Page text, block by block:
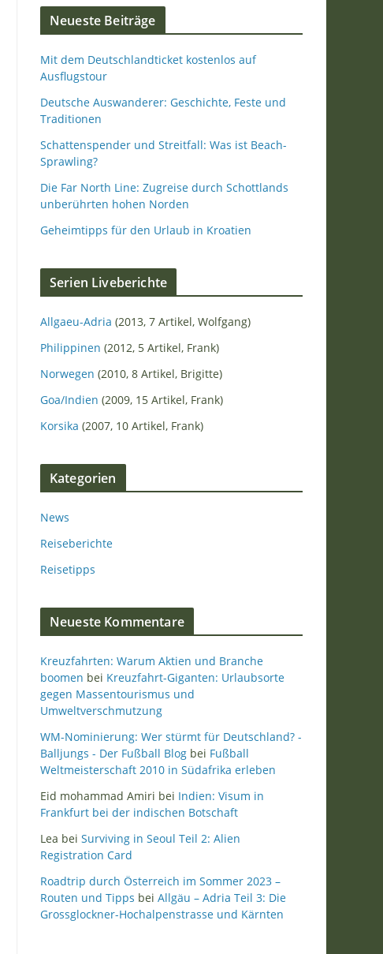
Neueste Beiträge
Mit dem Deutschlandticket kostenlos auf
Ausflugstour
Deutsche Auswanderer: Geschichte, Feste und
Traditionen
Schattenspender und Streitfall: Was ist Beach-
Sprawling?
Die Far North Line: Zugreise durch Schottlands
unberührten hohen Norden
Geheimtipps für den Urlaub in Kroatien
Serien Liveberichte
Allgaeu-Adria (2013, 7 Artikel, Wolfgang)
Philippinen (2012, 5 Artikel, Frank)
Norwegen (2010, 8 Artikel, Brigitte)
Goa/Indien (2009, 15 Artikel, Frank)
Korsika (2007, 10 Artikel, Frank)
Kategorien
News
Reiseberichte
Reisetipps
Neueste Kommentare
Kreuzfahrten: Warum Aktien und Branche
boomen bei Kreuzfahrt-Giganten: Urlaubsorte
gegen Massentourismus und
Umweltverschmutzung
WM-Nominierung: Wer stürmt für Deutschland? -
Balljungs - Der Fußball Blog bei Fußball
Weltmeisterschaft 2010 in Südafrika erleben
Eid mohammad Amiri bei Indien: Visum in
Frankfurt bei der indischen Botschaft
Lea bei Surviving in Seoul Teil 2: Alien
Registration Card
Roadtrip durch Österreich im Sommer 2023 –
Routen und Tipps bei Allgäu – Adria Teil 3: Die
Grossglockner-Hochalpenstrasse und Kärnten